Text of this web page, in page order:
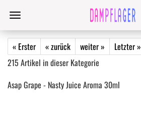
« Erster « zurück weiter »
Letzter »
215 Artikel in dieser Kategorie
Asap Grape - Nasty Juice Aroma 30ml